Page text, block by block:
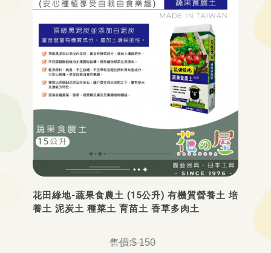
花田綠地-蔬果食農土 (15公升) 有機質營養土 培
養土 泥炭土 種菜土 育苗土 香草多肉土
$ 150